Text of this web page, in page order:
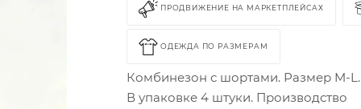
ПРОДВИЖЕНИЕ НА МАРКЕТПЛЕЙСАХ
ОДЕЖДА ПО РАЗМЕРАМ
Комбинезон с шортами. Размер M-L.
В упаковке 4 штуки. Производство